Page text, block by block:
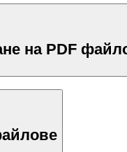
на PDF